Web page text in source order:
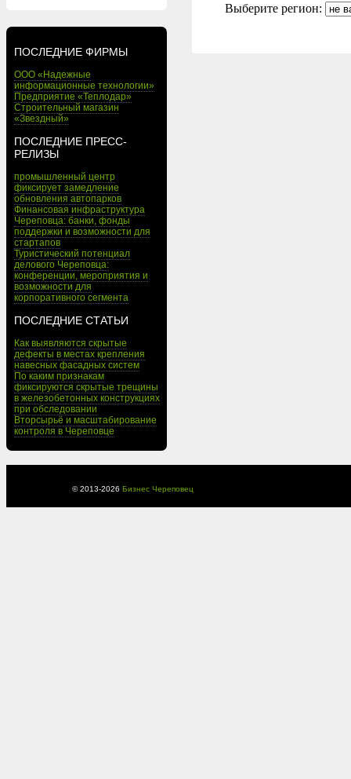
ПОСЛЕДНИЕ ФИРМЫ
ООО «Надежные
информационные технологии»
Предприятие «Теплодар»
Строительный магазин
«Звездный»
ПОСЛЕДНИЕ ПРЕСС-
РЕЛИЗЫ
промышленный центр
фиксирует замедление
обновления автопарков
Финансовая инфраструктура
Череповца: банки, фонды
поддержки и возможности для
стартапов
Туристический потенциал
делового Череповца:
конференции, мероприятия и
возможности для
корпоративного сегмента
ПОСЛЕДНИЕ СТАТЬИ
Как выявляются скрытые
дефекты в местах крепления
навесных фасадных систем
По каким признакам
фиксируются скрытые трещины
в железобетонных конструкциях
при обследовании
Вторсырьё и масштабирование
контроля в Череповце
Выберите регион:
© 2013-2026 Бизнес Череповец